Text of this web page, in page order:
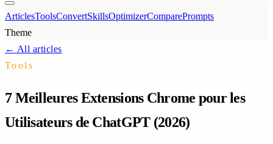
ArticlesToolsConvertSkillsOptimizerComparePrompts
Theme
← All articles
Tools
7 Meilleures Extensions Chrome pour les
Utilisateurs de ChatGPT (2026)